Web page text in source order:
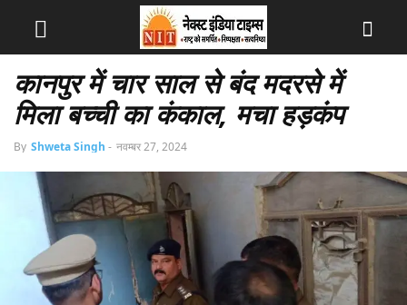
कानपुर में चार साल से बंद मदरसे में
मिला बच्ची का कंकाल, मचा हड़कंप
By Shweta Singh - नवम्बर 27, 2024